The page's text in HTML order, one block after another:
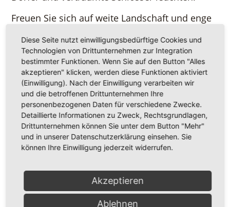
Freuen Sie sich auf weite Landschaft und enge
Gaststuben. Durchstreifen Sie zu Fuß, per Rad
oder auf dem Rücken eines Pferdes die
ausgedehnten Wälder der Haard, der "kleinen"
Hohe Mark, der Üfter Mark, des Dämmerwaldes
und des Diesfordter Forstes. Machen Sie Rast in
hübschen Gaststuben, gemütlichen Bauernhof-
Cafés oder Top-Restaurants.
Im Norden geht die sanfte Dünung des
flache Kulturlandschaft des Münterlandes über,
wo insbesondere Radler und Schlösserfreunde,
aber auch Reiter auf ihre Kosten kommen. Im
Diese Seite nutzt einwilligungsbedürftige Cookies und
Technologien von Drittunternehmen zur Integration
bestimmter Funktionen. Wenn Sie auf den Button "Alles
akzeptieren" klicken, werden diese Funktionen aktiviert
(Einwilligung). Nach der Einwilligung verarbeiten wir
und die betroffenen Drittunternehmen Ihre
personenbezogenen Daten für verschiedene Zwecke.
Detaillierte Informationen zu Zweck, Rechtsgrundlagen,
Drittunternehmen können Sie unter dem Button "Mehr"
und in unserer Datenschutzerklärung einsehen. Sie
können Ihre Einwilligung jederzeit widerrufen.
Akzeptieren
Ablehnen